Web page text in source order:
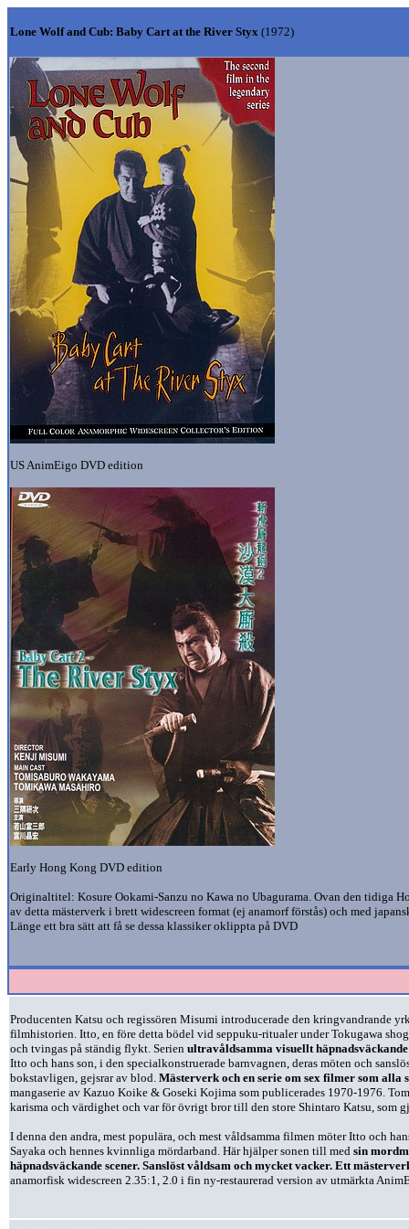
Lone Wolf and Cub: Baby Cart at the River Styx (1972)
US AnimEigo DVD edition
Early Hong Kong DVD edition
Originaltitel: Kosure Ookami-Sanzu no Kawa no Ubagurama. Ovan den tidiga
av detta mästerverk i brett widescreen format (ej anamorf förstås) och med
Länge ett bra sätt att få se dessa klassiker oklippta på DVD
Producenten Katsu och regissören Misumi introducerade den kringvandrande
filmhistorien. Itto, en före detta bödel vid seppuku-ritualer under Tokugawa
och tvingas på ständig flykt. Serien ultravåldsamma visuellt
Itto och hans son, i den specialkonstruerade barnvagnen, deras möten och
bokstavligen, gejsrar av blod. Mästerverk och en serie om sex filmer som alla
mangaserie av Kazuo Koike & Goseki Kojima som publicerades 1970-1976.
karisma och värdighet och var för övrigt bror till den store Shintaro Katsu, som
I denna den andra, mest populära, och mest våldsamma filmen möter Itto och
Sayaka och hennes kvinnliga mördarband. Här hjälper sonen till med sin
häpnadsväckande scener. Sanslöst våldsam och mycket vacker. Ett
anamorfisk widescreen 2.35:1, 2.0 i fin ny-restaurerad version av utmärkta